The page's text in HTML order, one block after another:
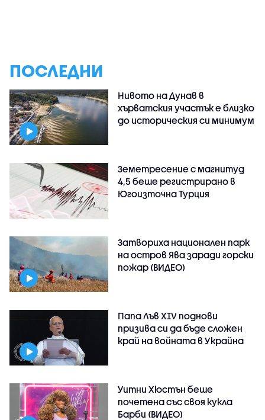
ПОСЛЕДНИ
Нивото на Дунав в
хърватския участък е близко
до историческия си минимум
Земетресение с магнитуд
4,5 беше регистрирано в
Югоизточна Турция
Затвориха национален парк
на остров Ява заради горски
пожар (ВИДЕО)
Папа Лъв XIV поднови
призива си да бъде сложен
край на войната в Украйна
Уитни Хюстън беше
почетена със своя кукла
Барби (ВИДЕО)